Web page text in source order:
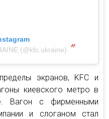
(@kfc.ukraine)
экранов, KFC и
киевского метро в
Вагон с фирменными
и слоганом стал